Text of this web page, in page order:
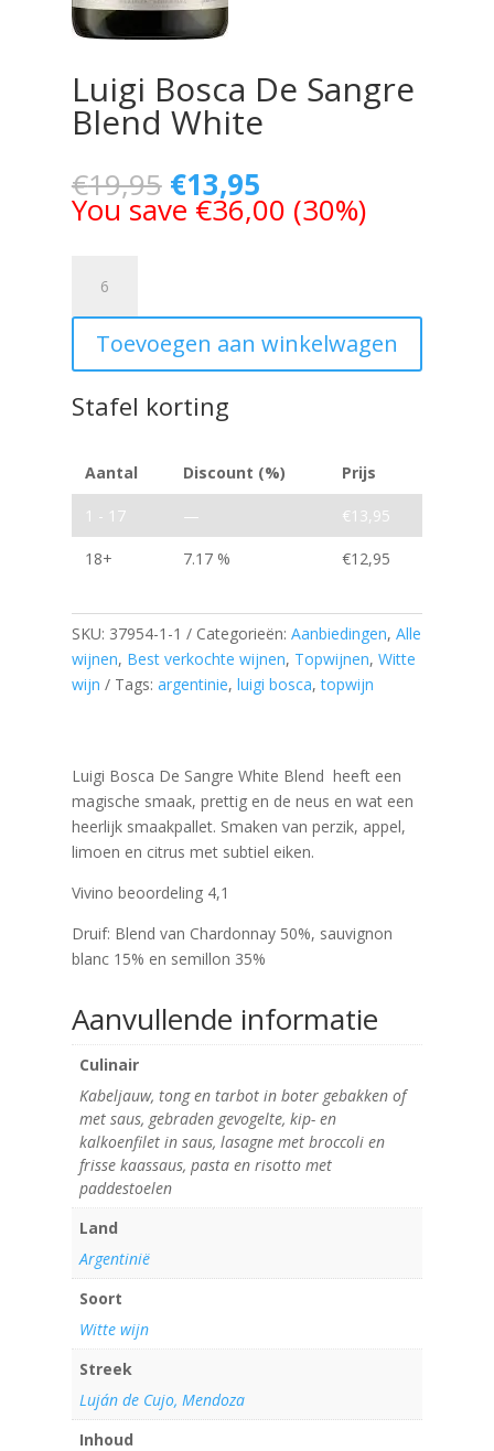
Luigi Bosca De Sangre
Blend White
€19,95 €13,95
You save €36,00 (30%)
Bosca
De
Sangre
Blend
White
aantal
Toevoegen aan winkelwagen
Stafel korting
Aantal Discount (%) Prijs
1 - 17 — €13,95
18+ 7.17 % €12,95
SKU: 37954-1-1 Categorieën: Aanbiedingen, Alle
wijnen, Best verkochte wijnen, Topwijnen, Witte
wijn
Tags: argentinie, luigi bosca,topwijn
Luigi Bosca De Sangre White Blend heeft een
magische smaak, prettig en de neus en wat een
heerlijk smaakpallet. Smaken van perzik, appel,
limoen en citrus met subtiel eiken.
Vivino beoordeling 4,1
Druif: Blend van Chardonnay 50%, sauvignon
blanc 15% en semillon 35%
Aanvullende informatie
Culinair
Kabeljauw, tong en tarbot in boter gebakken of
met saus, gebraden gevogelte, kip- en
kalkoenfilet in saus, lasagne met broccoli en
frisse kaassaus, pasta en risotto met
paddestoelen
Land
Argentinië
Soort
Witte wijn
Streek
Luján de Cujo, Mendoza
Inhoud